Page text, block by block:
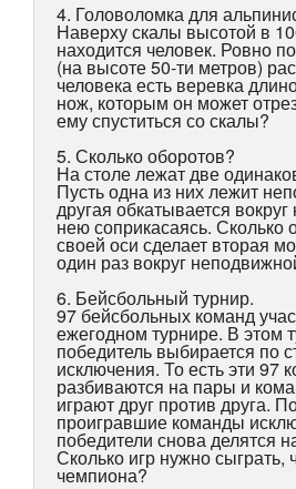
4. Головоломка для
Наверху скалы высотой в
находится человек. Ровно
(на высоте 50-ти метров)
человека есть веревка
нож, которым он может
ему спуститься со скалы?
5. Сколько оборотов?
На столе лежат две
Пусть одна из них лежит
другая обкатывается
нею соприкасаясь. Сколько
своей оси сделает вторая
один раз вокруг
6. Бейсбольный турнир.
97 бейсбольных команд
ежегодном турнире. В этом
победитель выбирается по
исключения. То есть эти 97
разбиваются на пары и
играют друг против друга.
проигравшие команды
победители снова делятся
Сколько игр нужно сыграть,
чемпиона?